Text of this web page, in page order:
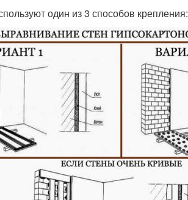
один из 3 способов крепления: